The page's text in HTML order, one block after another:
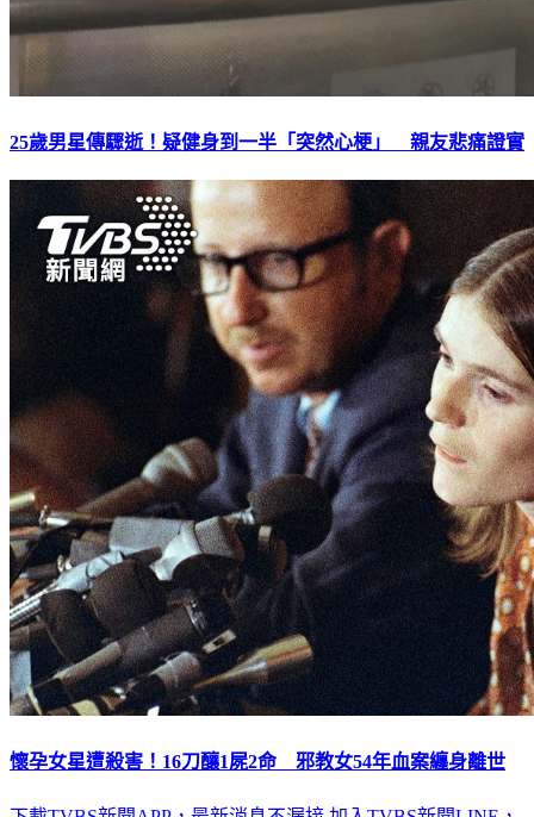
25歲男星傳驟逝！疑健身到一半「突然心梗」 親友悲痛證實
懷孕女星遭殺害！16刀釀1屍2命 邪教女54年血案纏身離世